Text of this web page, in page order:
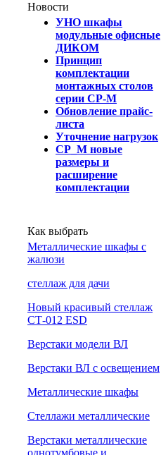
Новости
УНО шкафы
модульные офисные
ДИКОМ
Принцип
комплектации
монтажных столов
серии СР-М
Обновление прайс-
листа
Уточнение нагрузок
СР_М новые
размеры и
расширение
комплектации
Как выбрать
Металлические шкафы с
жалюзи
cтеллаж для дачи
Новый красивый стеллаж
СТ-012 ESD
Верстаки модели ВЛ
Верстаки ВЛ с освещением
Металлические шкафы
Стеллажи металлические
Верстаки металлические
однотумбовые и